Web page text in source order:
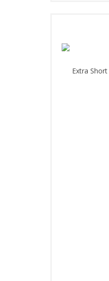
Extra